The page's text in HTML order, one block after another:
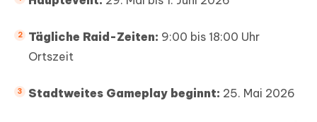
Tägliche Raid-Zeiten: 9:00 bis 18:00 Uhr
Ortszeit
Stadtweites Gameplay beginnt: 25. Mai 2026